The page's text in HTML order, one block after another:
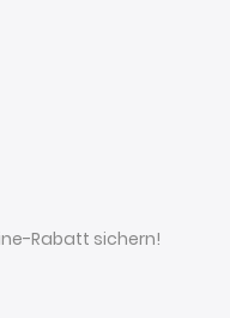
Rabatt sichern!